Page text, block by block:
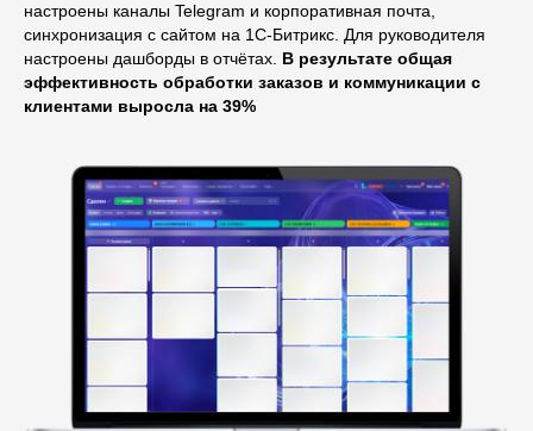
настроены каналы Telegram и корпоративная почта,
синхронизация с сайтом на 1С‑Битрикс. Для руководителя
настроены дашборды в отчётах. В результате общая
эффективность обработки заказов и коммуникации с
клиентами выросла на 39%